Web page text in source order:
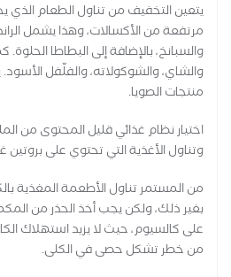
يتعين التخفيف من تناول الطعام
مرتفعة من الأكسالات، وهذا يشمل
والسبانخ، بالإضافة إلى البطاطا
والشاي، والشوكولاته، والفلّفل
منتجات الصويا.
اختيار نظام غذائي قليل المحتوى من
وتناول الأغذية التي تحتوي على بروتين
من المستمر تناول الأطعمة المغذية
بغير ذلك، ولكن يجب أخذ الحذر من
على كالسيوم، حيث لا يزيد استهلاك
من خطر تشكل حصى في الكلى.